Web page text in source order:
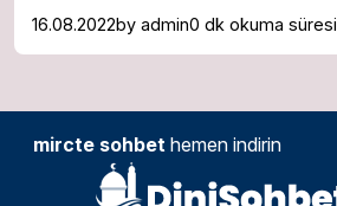
16.08.2022by admin0 dk okuma süresi
mircte sohbet hemen indirin